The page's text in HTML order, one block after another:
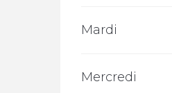
Mardi
Mercredi